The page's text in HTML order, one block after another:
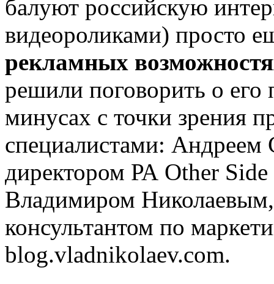
балуют российскую
видеороликами) просто
рекламных
решили поговорить о его
минусах с точки зрения
специалистами:
директором РА Other
Владимиром
консультантом по
blog.vladnikolaev.com.